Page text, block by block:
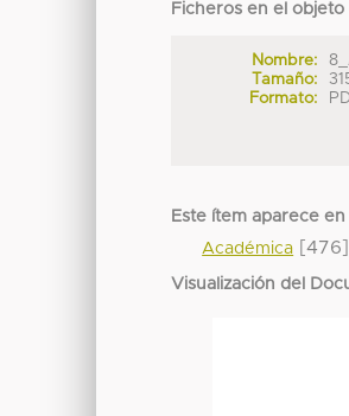
Ficheros en el objeto
Nombre:
Tamaño:
Formato:
Este ítem aparece
Académica [476]
Visualización del